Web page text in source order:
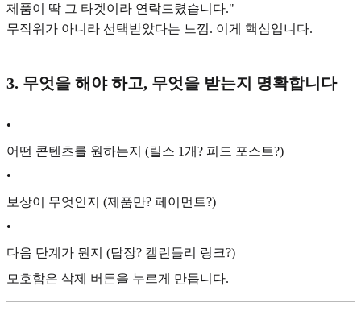
제품이 딱 그 타겟이라 연락드렸습니다."
무작위가 아니라 선택받았다는 느낌. 이게 핵심입니다.
3. 무엇을 해야 하고, 무엇을 받는지 명확합니다
•
어떤 콘텐츠를 원하는지 (릴스 1개? 피드 포스트?)
•
보상이 무엇인지 (제품만? 페이먼트?)
•
다음 단계가 뭔지 (답장? 캘린들리 링크?)
모호함은 삭제 버튼을 누르게 만듭니다.